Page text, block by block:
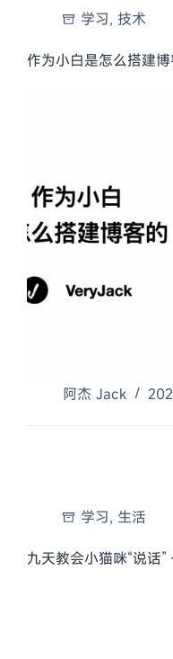
学习, 技术
作为小白是怎么搭建
阿杰 Jack
学习, 生活
九天教会小猫咪“说话